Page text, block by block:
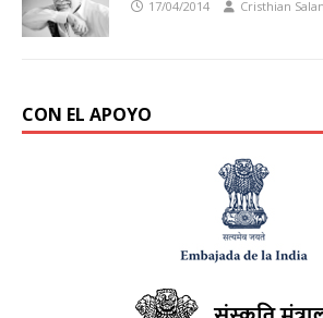
17/04/2014 Cristhian
CON EL APOYO